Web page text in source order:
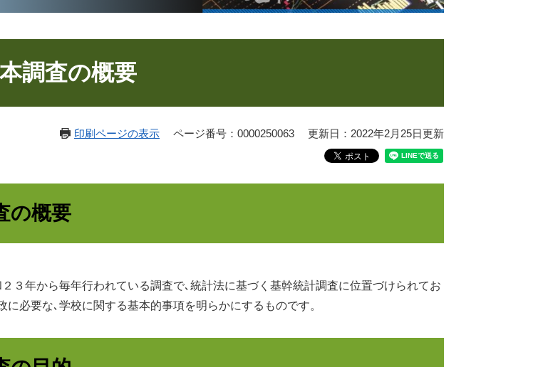
調査の概要
印刷ページの表示 ページ番号：0000250063 更新日：2022年2月25日更新
の概要
３年から毎年行われている調査で､統計法に基づく基幹統計調査に位置づけられてお
に必要な､学校に関する基本的事項を明らかにするものです。